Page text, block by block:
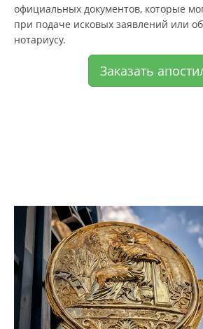
официальных документов, которые
при подаче исковых заявлений или
нотариусу.
Заказать